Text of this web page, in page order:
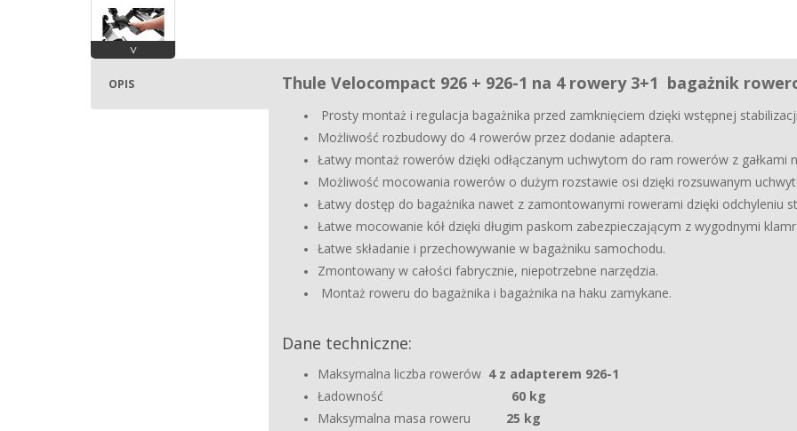
˅
OPIS Thule Velocompact 926 + 926-1 na 4 rowery 3+1 bagażnik
Prosty montaż i regulacja bagażnika przed zamknięciem dzięki wstępnej
Możliwość rozbudowy do 4 rowerów przez dodanie adaptera.
Łatwy montaż rowerów dzięki odłączanym uchwytom do ram rowerów z gałkami
Możliwość mocowania rowerów o dużym rozstawie osi dzięki rozsuwanym
Łatwy dostęp do bagażnika nawet z zamontowanymi rowerami dzięki odchyleniu
Łatwe mocowanie kół dzięki długim paskom zabezpieczającym z wygodnymi
Łatwe składanie i przechowywanie w bagażniku samochodu.
Zmontowany w całości fabrycznie, niepotrzebne narzędzia.
Montaż roweru do bagażnika i bagażnika na haku zamykane.
Dane techniczne:
Maksymalna liczba rowerów 4 z adapterem 926-1
Ładowność 60 kg
Maksymalna masa roweru 25 kg